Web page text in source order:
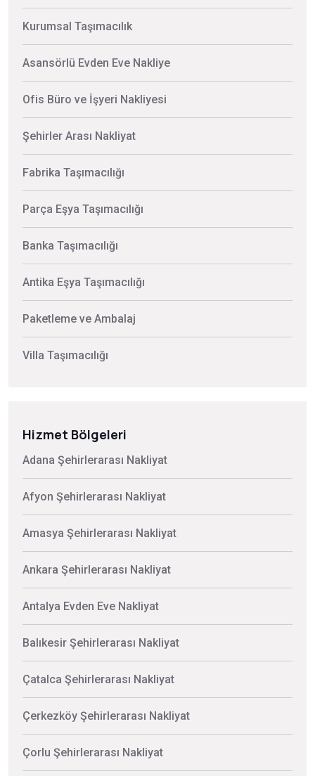
Kurumsal Taşımacılık
Asansörlü Evden Eve Nakliye
Ofis Büro ve İşyeri Nakliyesi
Şehirler Arası Nakliyat
Fabrika Taşımacılığı
Parça Eşya Taşımacılığı
Banka Taşımacılığı
Antika Eşya Taşımacılığı
Paketleme ve Ambalaj
Villa Taşımacılığı
Hizmet Bölgeleri
Adana Şehirlerarası Nakliyat
Afyon Şehirlerarası Nakliyat
Amasya Şehirlerarası Nakliyat
Ankara Şehirlerarası Nakliyat
Antalya Evden Eve Nakliyat
Balıkesir Şehirlerarası Nakliyat
Çatalca Şehirlerarası Nakliyat
Çerkezköy Şehirlerarası Nakliyat
Çorlu Şehirlerarası Nakliyat